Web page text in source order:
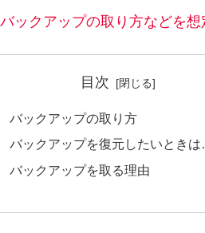
ックアップの取り方などを想
目次
バックアップの取り方
バックアップを復元したいとき
バックアップを取る理由